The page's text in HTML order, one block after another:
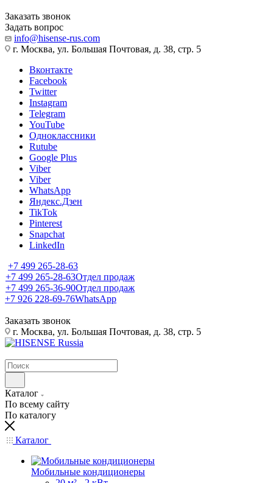
Заказать звонок
Задать вопрос
info@hisense-rus.com
г. Москва, ул. Большая Почтовая, д. 38, стр. 5
Вконтакте
Facebook
Twitter
Instagram
Telegram
YouTube
Одноклассники
Rutube
Google Plus
Viber
Viber
WhatsApp
Яндекс.Дзен
TikTok
Pinterest
Snapchat
LinkedIn
+7 499 265-28-63
+7 499 265-28-63Отдел продаж
+7 499 265-36-90Отдел продаж
+7 926 228-69-76WhatsApp
Заказать звонок
г. Москва, ул. Большая Почтовая, д. 38, стр. 5
Каталог
По всему сайту
По каталогу
Каталог
Мобильные кондиционеры